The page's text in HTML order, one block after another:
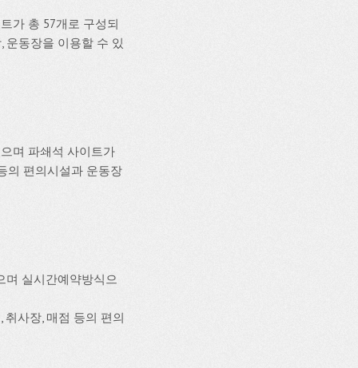
가 총 57개로 구성되
운동장을 이용할 수 있
며 파쇄석 사이트가
의 편의시설과 운동장
며 실시간예약방식으
취사장, 매점 등의 편의